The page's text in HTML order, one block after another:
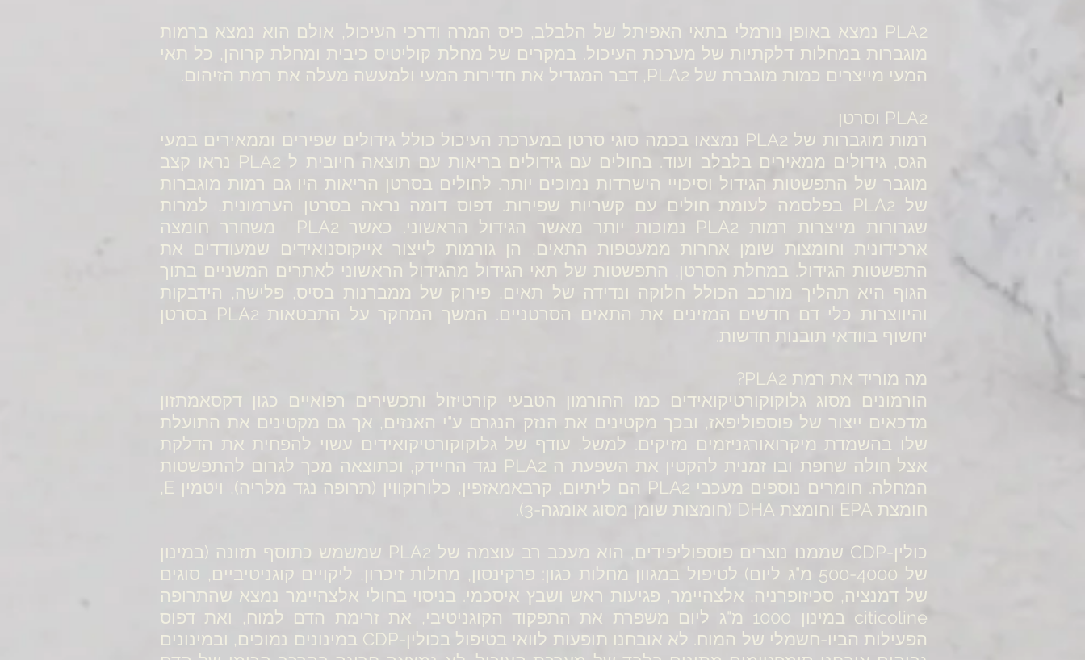
PLA2 נמצא באופן נורמלי בתאי האפיתל של הלבלב, כיס המרה ודרכי העיכול, אולם הוא נמצא ברמות
מוגברות במחלות דלקתיות של מערכת העיכול. במקרים של מחלת קוליטיס כיבית ומחלת קרוהן, כל תאי
המעי מייצרים כמות מוגברת של PLA2, דבר המגדיל את חדירות המעי ולמעשה מעלה את רמת הזיהום.
PLA2 וסרטן
רמות מוגברות של PLA2 נמצאו בכמה סוגי סרטן במערכת העיכול כולל גידולים שפירים וממאירים במעי
הגס, גידולים ממאירים בלבלב ועוד. בחולים עם גידולים בריאות עם תוצאה חיובית ל PLA2 נראו קצב
מוגבר של התפשטות הגידול וסיכויי הישרדות נמוכים יותר. לחולים בסרטן הריאות היו גם רמות מוגברות
של PLA2 בפלסמה לעומת חולים עם קשריות שפירות. דפוס דומה נראה בסרטן הערמונית, למרות
שגרורות מייצרות רמות PLA2 נמוכות יותר מאשר הגידול הראשוני. כאשר PLA2 משחרר חומצה
ארכידונית וחומצות שומן אחרות ממעטפות התאים, הן גורמות לייצור אייקוסנואידים שמעודדים את
התפשטות הגידול. במחלת הסרטן, התפשטות של תאי הגידול מהגידול הראשוני לאתרים המשניים בתוך
הגוף היא תהליך מורכב הכולל חלוקה ונדידה של תאים, פירוק של ממברנות בסיס, פלישה, הידבקות
והיווצרות כלי דם חדשים המזינים את התאים הסרטניים. המשך המחקר על התבטאות PLA2 בסרטן
יחשוף בוודאי תובנות חדשות.
מה מוריד את רמת PLA2?
הורמונים מסוג גלוקוקורטיקואידים כמו ההורמון הטבעי קורטיזול ותכשירים רפואיים כגון דקסאמתזון
מדכאים ייצור של פוספוליפאז, ובכך מקטינים את הנזק הנגרם ע"י האנזים, אך גם מקטינים את התועלת
שלו בהשמדת מיקרואורגניזמים מזיקים. למשל, עודף של גלוקוקורטיקואידים עשוי להפחית את הדלקת
אצל חולה שחפת ובו זמנית להקטין את השפעת ה PLA2 נגד החיידק, וכתוצאה מכך לגרום להתפשטות
המחלה. חומרים נוספים מעכבי PLA2 הם ליתיום, קרבאמאזפין, כלורוקווין (תרופה נגד מלריה), ויטמין E,
חומצת EPA וחומצת DHA (חומצות שומן מסוג אומגה-3).
כולין-CDP שממנו נוצרים פוספוליפידים, הוא מעכב רב עוצמה של PLA2 שמשמש כתוסף תזונה (במינון
של 500-4000 מ"ג ליום) לטיפול במגוון מחלות כגון: פרקינסון, מחלות זיכרון, ליקויים קוגניטיביים, סוגים
של דמנציה, סכיזופרניה, אלצהיימר, פגיעות ראש ושבץ איסכמי. בניסוי בחולי אלצהיימר נמצא שהתרופה
citicoline במינון 1000 מ"ג ליום משפרת את התפקוד הקוגניטיבי, את זרימת הדם למוח, ואת דפוס
הפעילות הביו-חשמלי של המוח. לא אובחנו תופעות לוואי בטיפול בכולין-CDP במינונים נמוכים, ובמינונים